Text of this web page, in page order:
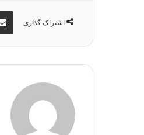
اشتراک گذاری